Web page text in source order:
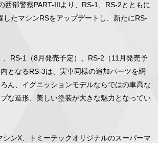
西部警察PART-IIIより、RS-1、RS-2とともに
したマシンRSをアップデートし、新たにRS-
、RS-1（8月発売予定）、RS-2（11月発売予
となるRS-3は、実車同様の追加パーツを網
ん、イグニッションモデルならではの車高な
な造形、美しい塗装が大きな魅力となってい
シンX、トミーテックオリジナルのスーパーマ